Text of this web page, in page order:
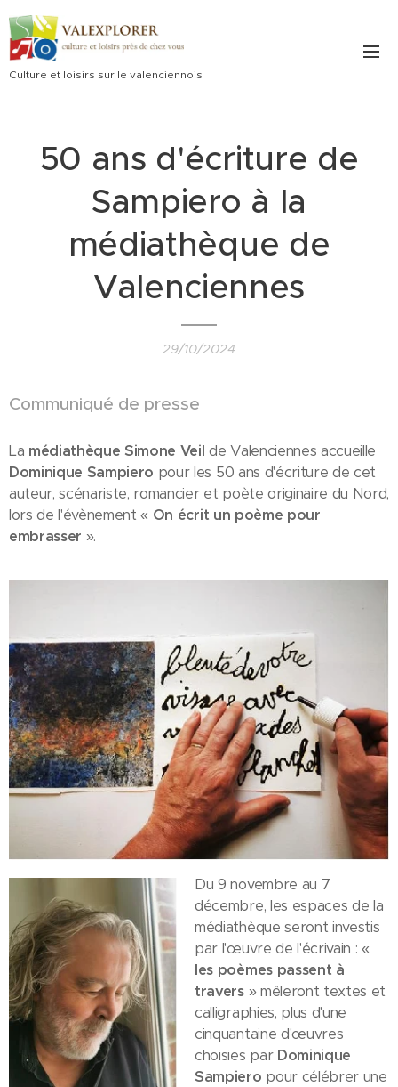
Culture et loisirs sur le valenciennois
50 ans d'écriture de
Sampiero à la
médiathèque de
Valenciennes
29/10/2024
Communiqué de presse
La médiathèque Simone Veil de Valenciennes accueille
Dominique Sampiero pour les 50 ans d'écriture de cet
auteur, scénariste, romancier et poète originaire du Nord,
lors de l'évènement « On écrit un poème pour
embrasser ».
Du 9 novembre au 7
décembre, les espaces de la
médiathèque seront investis
par l'œuvre de l'écrivain : «
les poèmes passent à
travers» mêleront textes et
calligraphies, plus d'une
cinquantaine d'œuvres
choisies parDominique
Sampiero pour célébrer une